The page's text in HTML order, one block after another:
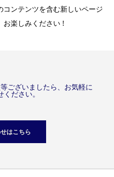
ンテンツを含む新しいページ
お楽しみください !
ございましたら、お気軽に
ください。
はこちら